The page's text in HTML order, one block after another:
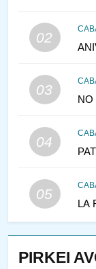
02
03
NO
04
05
LA
PIRKEI
146
1